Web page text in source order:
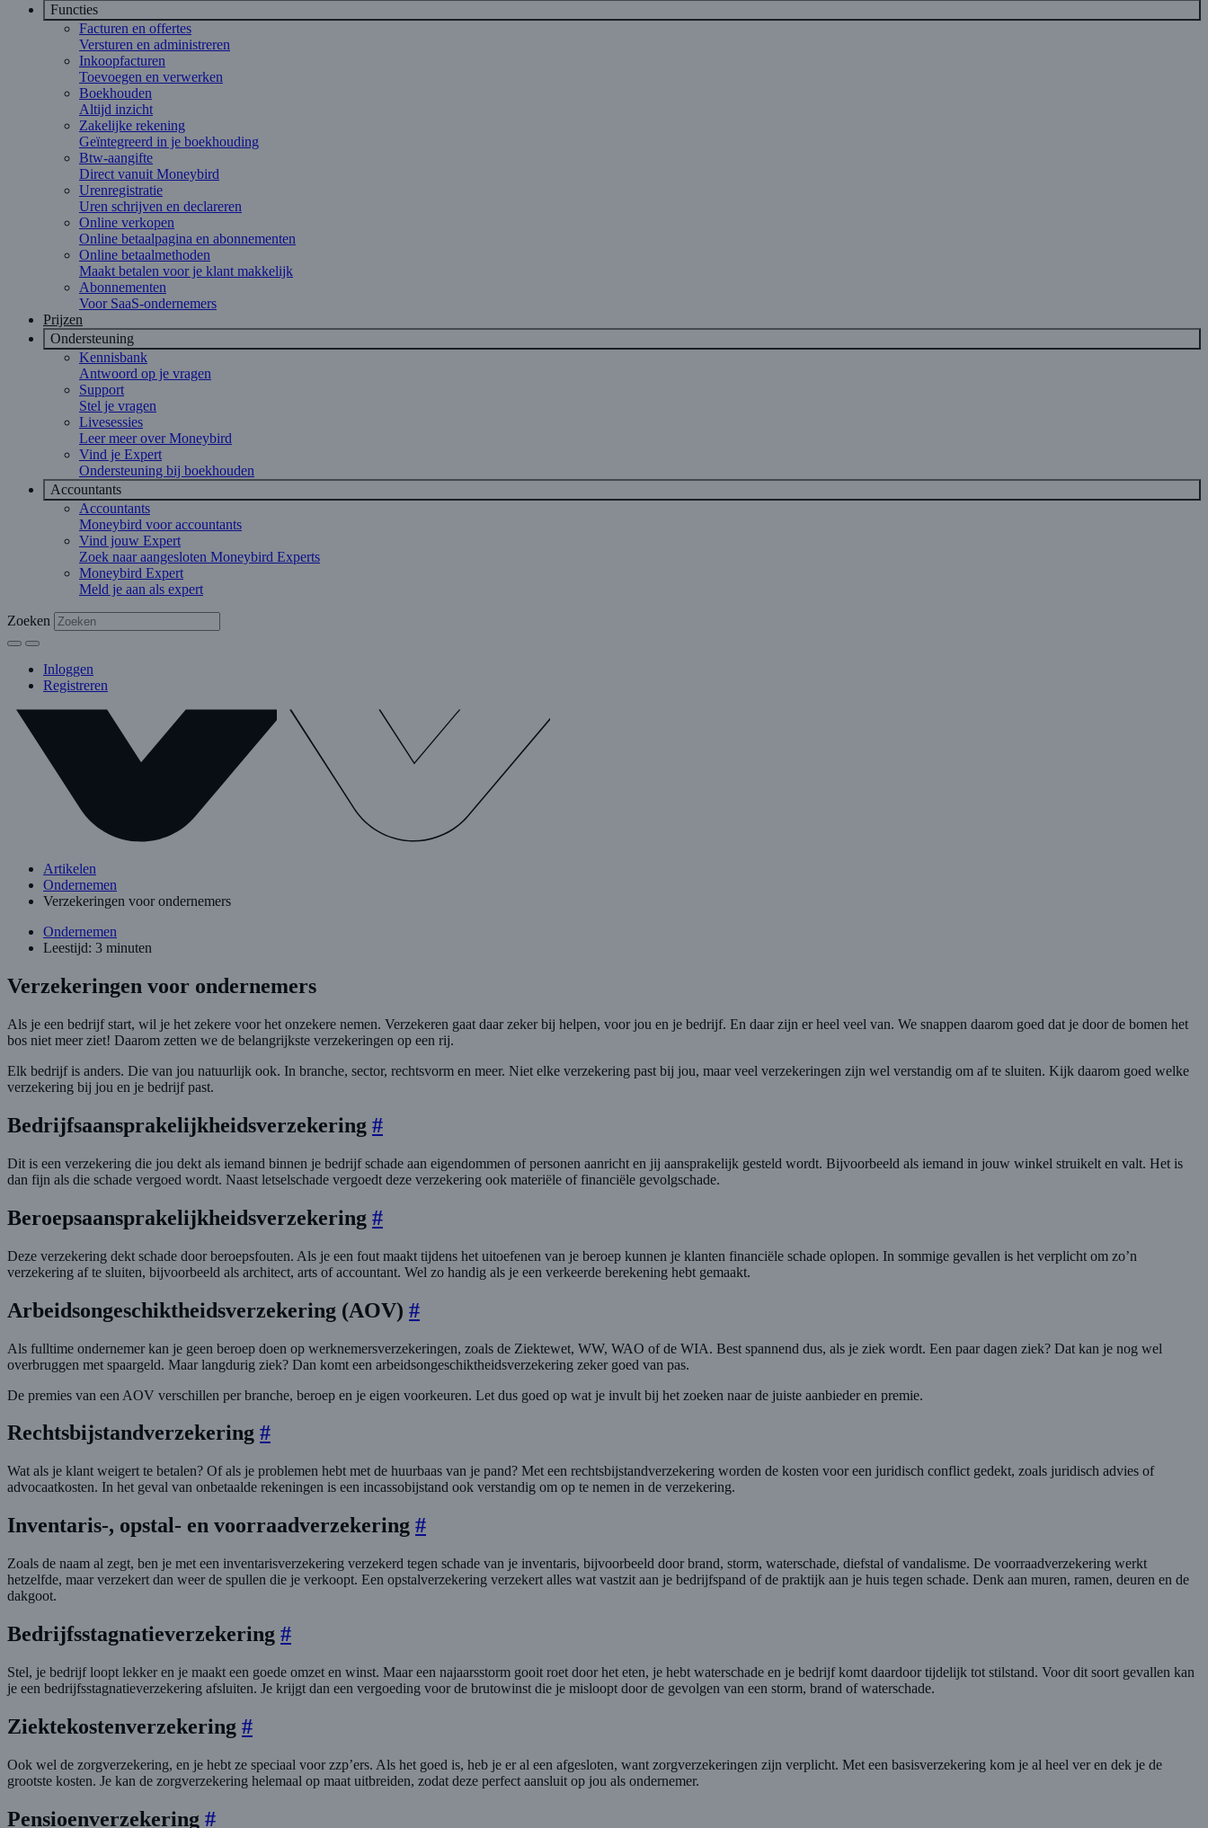
Functies
Facturen en offertes
Versturen en administreren
Inkoopfacturen
Toevoegen en verwerken
Boekhouden
Altijd inzicht
Zakelijke rekening
Geïntegreerd in je boekhouding
Btw-aangifte
Direct vanuit Moneybird
Urenregistratie
Uren schrijven en declareren
Online verkopen
Online betaalpagina en abonnementen
Online betaalmethoden
Maakt betalen voor je klant makkelijk
Abonnementen
Voor SaaS-ondernemers
Prijzen
Ondersteuning
Kennisbank
Antwoord op je vragen
Support
Stel je vragen
Livesessies
Leer meer over Moneybird
Vind je Expert
Ondersteuning bij boekhouden
Accountants
Accountants
Moneybird voor accountants
Vind jouw Expert
Zoek naar aangesloten Moneybird Experts
Moneybird Expert
Meld je aan als expert
Zoeken
Inloggen
Registreren
Artikelen
Ondernemen
Verzekeringen voor ondernemers
Ondernemen
Leestijd: 3 minuten
Verzekeringen voor ondernemers
Als je een bedrijf start, wil je het zekere voor het onzekere nemen. Verzekeren gaat daar zeker bij helpen, voor jou en je bedrijf. En daar zijn er heel veel van. We snappen daarom goed dat je door de bomen het
bos niet meer ziet! Daarom zetten we de belangrijkste verzekeringen op een rij.
Elk bedrijf is anders. Die van jou natuurlijk ook. In branche, sector, rechtsvorm en meer. Niet elke verzekering past bij jou, maar veel verzekeringen zijn wel verstandig om af te sluiten. Kijk daarom goed welke
verzekering bij jou en je bedrijf past.
Bedrijfsaansprakelijkheidsverzekering #
Dit is een verzekering die jou dekt als iemand binnen je bedrijf schade aan eigendommen of personen aanricht en jij aansprakelijk gesteld wordt. Bijvoorbeeld als iemand in jouw winkel struikelt en valt. Het is
dan fijn als die schade vergoed wordt. Naast letselschade vergoedt deze verzekering ook materiële of financiële gevolgschade.
Beroepsaansprakelijkheidsverzekering #
Deze verzekering dekt schade door beroepsfouten. Als je een fout maakt tijdens het uitoefenen van je beroep kunnen je klanten financiële schade oplopen. In sommige gevallen is het verplicht om zo’n
verzekering af te sluiten, bijvoorbeeld als architect, arts of accountant. Wel zo handig als je een verkeerde berekening hebt gemaakt.
Arbeidsongeschiktheidsverzekering (AOV) #
Als fulltime ondernemer kan je geen beroep doen op werknemersverzekeringen, zoals de Ziektewet, WW, WAO of de WIA. Best spannend dus, als je ziek wordt. Een paar dagen ziek? Dat kan je nog wel
overbruggen met spaargeld. Maar langdurig ziek? Dan komt een arbeidsongeschiktheidsverzekering zeker goed van pas.
De premies van een AOV verschillen per branche, beroep en je eigen voorkeuren. Let dus goed op wat je invult bij het zoeken naar de juiste aanbieder en premie.
Rechtsbijstandverzekering #
Wat als je klant weigert te betalen? Of als je problemen hebt met de huurbaas van je pand? Met een rechtsbijstandverzekering worden de kosten voor een juridisch conflict gedekt, zoals juridisch advies of
advocaatkosten. In het geval van onbetaalde rekeningen is een incassobijstand ook verstandig om op te nemen in de verzekering.
Inventaris-, opstal- en voorraadverzekering #
Zoals de naam al zegt, ben je met een inventarisverzekering verzekerd tegen schade van je inventaris, bijvoorbeeld door brand, storm, waterschade, diefstal of vandalisme. De voorraadverzekering werkt
hetzelfde, maar verzekert dan weer de spullen die je verkoopt. Een opstalverzekering verzekert alles wat vastzit aan je bedrijfspand of de praktijk aan je huis tegen schade. Denk aan muren, ramen, deuren en de
dakgoot.
Bedrijfsstagnatieverzekering #
Stel, je bedrijf loopt lekker en je maakt een goede omzet en winst. Maar een najaarsstorm gooit roet door het eten, je hebt waterschade en je bedrijf komt daardoor tijdelijk tot stilstand. Voor dit soort gevallen kan
je een bedrijfsstagnatieverzekering afsluiten. Je krijgt dan een vergoeding voor de brutowinst die je misloopt door de gevolgen van een storm, brand of waterschade.
Ziektekostenverzekering #
Ook wel de zorgverzekering, en je hebt ze speciaal voor zzp’ers. Als het goed is, heb je er al een afgesloten, want zorgverzekeringen zijn verplicht. Met een basisverzekering kom je al heel ver en dek je de
grootste kosten. Je kan de zorgverzekering helemaal op maat uitbreiden, zodat deze perfect aansluit op jou als ondernemer.
Pensioenverzekering #